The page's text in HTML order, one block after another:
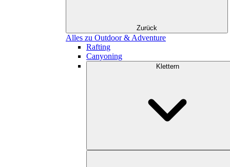
Zurück
Alles zu Outdoor & Adventure
Rafting
Canyoning
Klettern